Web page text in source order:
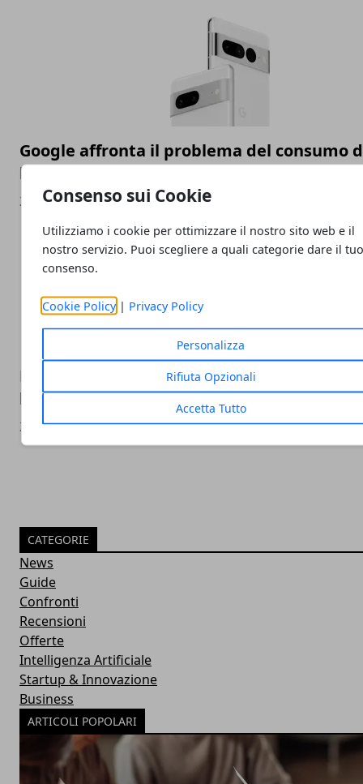
Consenso sui Cookie
Utilizziamo i cookie per ottimizzare il nostro sito web e il
nostro servizio. Puoi scegliere a quali categorie dare il tuo
consenso.
Cookie Policy | Privacy Policy
Personalizza
Rifiuta Opzionali
Accetta Tutto
Google affronta il problema del consumo
batteria sui telefoni Pixel con soluzioni
26/05/2023
Nothing Phone 2: L'atteso lancio globale
luglio
26/05/2023
CATEGORIE
News
Guide
Confronti
Recensioni
Offerte
Intelligenza Artificiale
Startup & Innovazione
Business
ARTICOLI POPOLARI